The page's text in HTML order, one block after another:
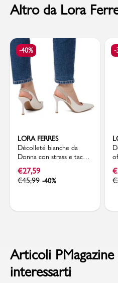
Altro da Lora
-40%
LORA FERRES
Décolleté bianche da
Donna con strass e tacco
a stiletto 9 cm Lora
Ferres
€27,59
€45,99 -40%
-
€
€
Articoli
interessarti